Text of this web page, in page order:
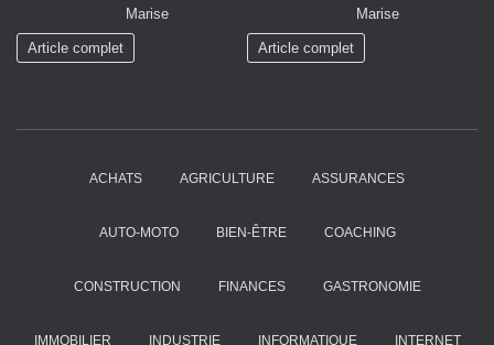
Marise
Article complet
Marise
Article complet
ACHATS AGRICULTURE ASSURANCES
AUTO-MOTO BIEN-ÊTRE COACHING
CONSTRUCTION FINANCES GASTRONOMIE
IMMOBILIER INDUSTRIE INFORMATIQUE INTERNET